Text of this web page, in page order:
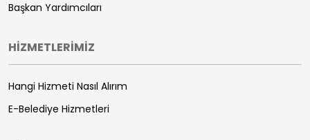
Başkan Yardımcıları
HİZMETLERİMİZ
Hangi Hizmeti Nasıl Alırım
E-Belediye Hizmetleri